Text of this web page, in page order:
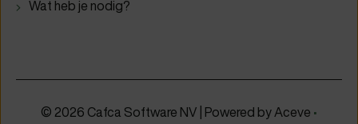
Wat heb je nodig?
© 2026 Cafca Software NV | Powered byAceve •